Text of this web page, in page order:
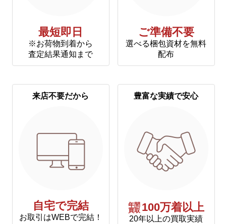
最短即日
※お荷物到着から
査定結果通知まで
ご準備不要
選べる梱包資材を無料
配布
来店不要だから
自宅で完結
お取引はWEBで完結！
豊富な実績で安心
年間
買取 100万着以上
20年以上の買取実績